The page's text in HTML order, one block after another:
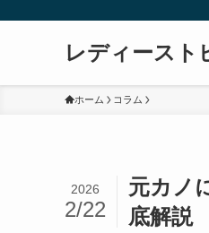
レディースト
ホーム コラム
元カノ
底解説
2026
2/22